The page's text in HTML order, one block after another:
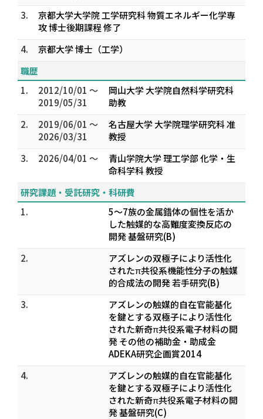
3.
京都大学大学院 工学研究科 物質エネルギー化学専
攻 博士後期課程 修了
4.
京都大学 博士（工学）
職歴
1.
2012/10/01 ～
2019/05/31
岡山大学 大学院自然科学研究科
助教
2.
2019/06/01 ～
2026/03/31
名古屋大学 大学院理学研究科 准
教授
3.
2026/04/01 ～
青山学院大学 理工学部 化学・生
命科学科 教授
研究課題・受託研究・科研費
1.
5～7族の金属錯体の個性を活か
した触媒的な高難度変換反応の
開発 基盤研究(B)
2.
アズレンの双極子により活性化
されたπ共役系機能性分子の触媒
的合成法の開発 若手研究(B)
3.
アズレンの触媒的自在官能基化
を鍵とする双極子により活性化
された新奇π共役系電子材料の開
発 その他の補助金・助成金
ADEKA研究企画賞2014
4.
アズレンの触媒的自在官能基化
を鍵とする双極子により活性化
された新奇π共役系電子材料の開
発 基盤研究(C)